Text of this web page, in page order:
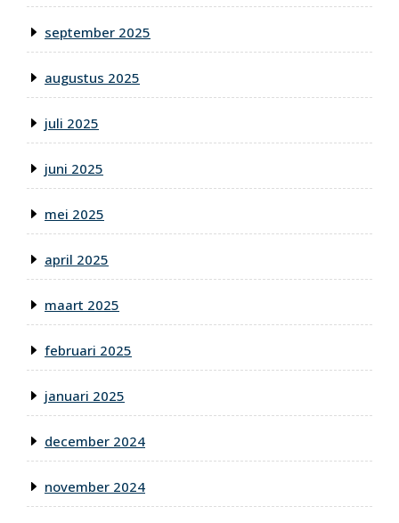
september 2025
augustus 2025
juli 2025
juni 2025
mei 2025
april 2025
maart 2025
februari 2025
januari 2025
december 2024
november 2024